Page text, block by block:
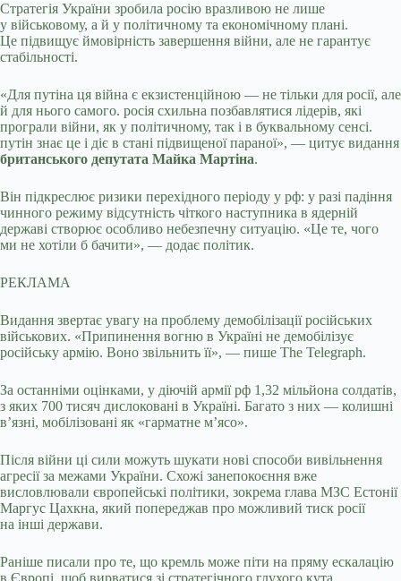
Стратегія України зробила росію вразливою не лише
у військовому, а й у політичному та економічному плані.
Це підвищує ймовірність завершення війни, але не гарантує
стабільності.
«Для путіна ця війна є екзистенційною — не тільки для росії, але
й для нього самого. росія схильна позбавлятися лідерів, які
програли війни, як у політичному, так і в буквальному сенсі.
путін знає це і діє в стані підвищеної параної», — цитує видання
британського депутата Майка Мартіна.
Він підкреслює ризики перехідного періоду у рф: у разі падіння
чинного режиму відсутність чіткого наступника в ядерній
державі створює особливо небезпечну ситуацію. «Це те, чого
ми не хотіли б бачити», — додає політик.
РЕКЛАМА
Видання звертає увагу на проблему демобілізації російських
військових. «Припинення вогню в Україні не демобілізує
російську армію. Воно звільнить її», — пише The Telegraph.
За останніми оцінками, у діючій армії рф 1,32 мільйона солдатів,
з яких 700 тисяч дислоковані в Україні. Багато з них — колишні
в’язні, мобілізовані як «гарматне м’ясо».
Після війни ці сили можуть шукати нові способи вивільнення
агресії за межами України. Схожі занепокоєння вже
висловлювали європейські політики, зокрема глава МЗС Естонії
Маргус Цахкна, який попереджав про можливий тиск росії
на інші держави.
Раніше писали про те, що кремль може піти на пряму ескалацію